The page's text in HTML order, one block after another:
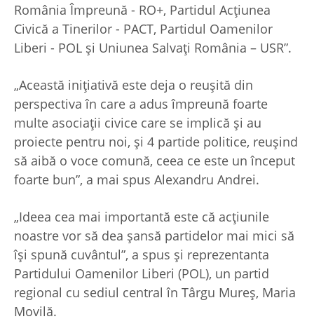
România Împreună - RO+, Partidul Acțiunea
Civică a Tinerilor - PACT, Partidul Oamenilor
Liberi - POL și Uniunea Salvați România – USR”.
„Această inițiativă este deja o reușită din
perspectiva în care a adus împreună foarte
multe asociații civice care se implică și au
proiecte pentru noi, și 4 partide politice, reușind
să aibă o voce comună, ceea ce este un început
foarte bun”, a mai spus Alexandru Andrei.
„Ideea cea mai importantă este că acțiunile
noastre vor să dea șansă partidelor mai mici să
își spună cuvântul”, a spus și reprezentanta
Partidului Oamenilor Liberi (POL), un partid
regional cu sediul central în Târgu Mureș, Maria
Movilă.